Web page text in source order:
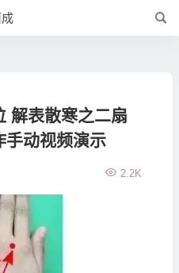
解表散寒之二扇
手动视频演示
2.2K